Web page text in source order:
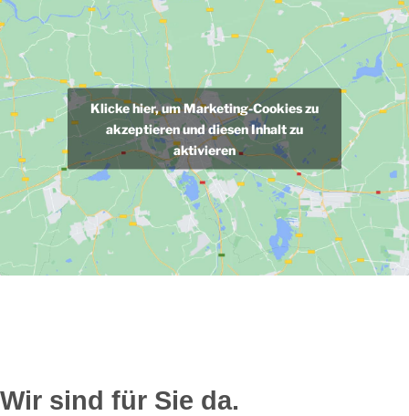
Klicke hier, um Marketing-Cookies zu
akzeptieren und diesen Inhalt zu
aktivieren
Wir sind für Sie da.